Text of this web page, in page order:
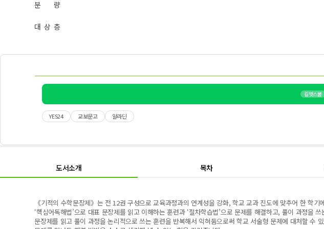
분 량
대 상 층
길벗스쿨
YES24 교보문고 알라딘
도서소개 목차
《기적의 수학문장제》는 전 12권 구성으로 교육과정과의 연계성을 강화, 학교 교과 진도에 맞추어 한 학
‘핵심어독해법’으로 대표 문장제를 읽고 이해하는 훈련과 ‘절차학습법’으로 문제를 해결하고, 풀이 과정을
문장제를 읽고 풀이 과정을 논리적으로 쓰는 훈련을 반복해서 익혀둠으로써 학교 서술형 문제에 대처할